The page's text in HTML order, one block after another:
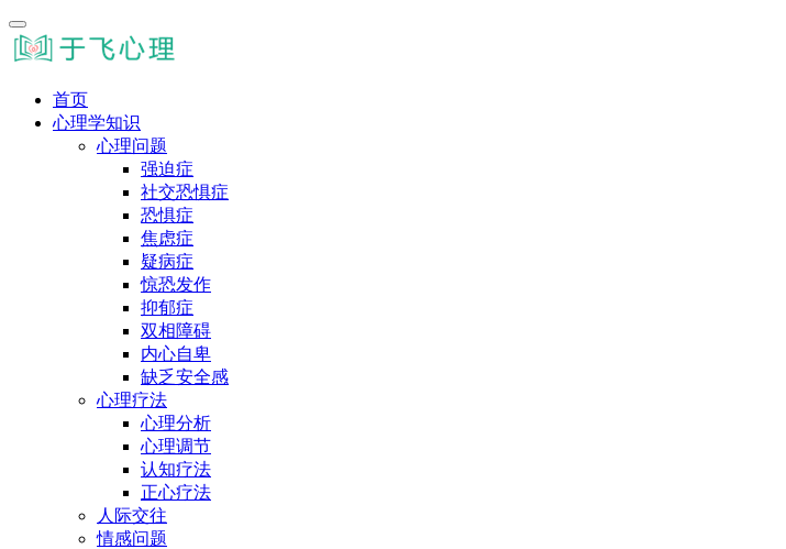
首页
心理学知识
心理问题
强迫症
社交恐惧症
恐惧症
焦虑症
疑病症
惊恐发作
抑郁症
双相障碍
内心自卑
缺乏安全感
心理疗法
心理分析
心理调节
认知疗法
正心疗法
人际交往
情感问题